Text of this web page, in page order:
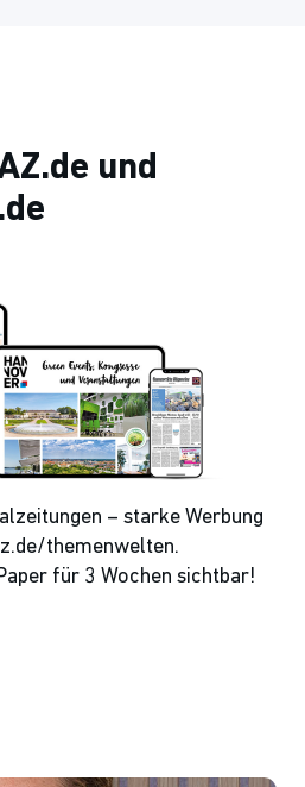
und
– starke Werbung
themenwelten.
für 3 Wochen sichtbar!